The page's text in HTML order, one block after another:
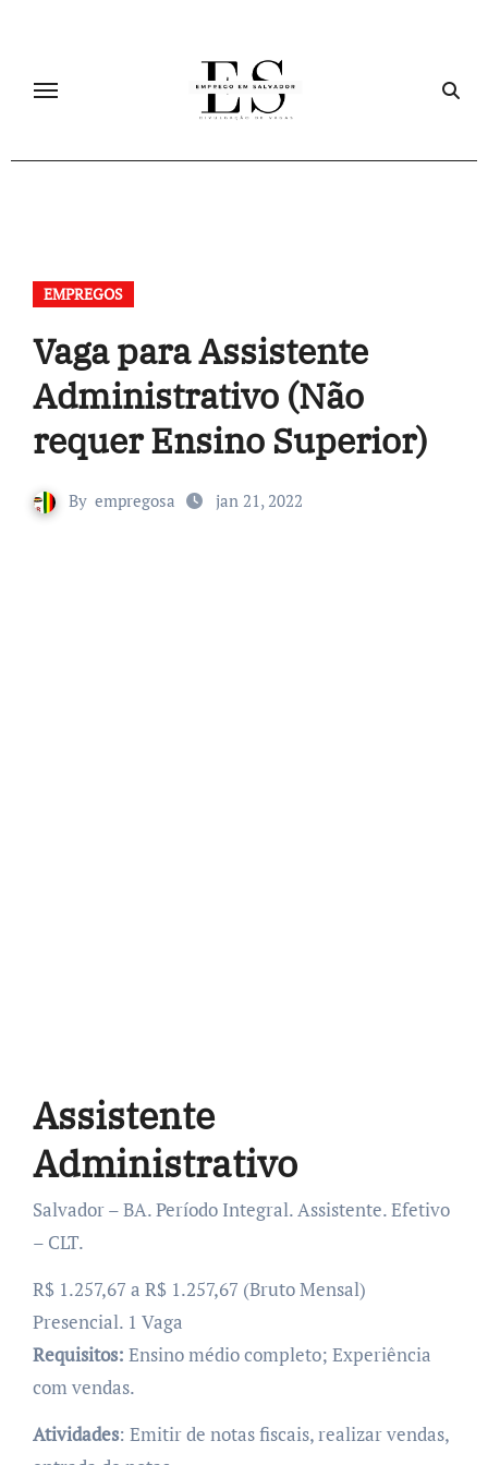
EMPREGOS
Vaga para Assistente
Administrativo (Não
requer Ensino Superior)
By empregosa jan 21, 2022
Assistente
Administrativo
Salvador – BA. Período Integral. Assistente. Efetivo
– CLT.
R$ 1.257,67 a R$ 1.257,67 (Bruto Mensal)
Presencial. 1 Vaga
Requisitos: Ensino médio completo; Experiência
com vendas.
Atividades: Emitir de notas fiscais, realizar vendas,